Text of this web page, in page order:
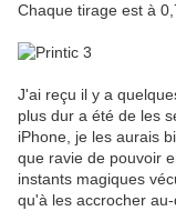
Chaque tirage est à
J'ai reçu il y a
plus dur a été de les
iPhone, je les aurais
que ravie de pouvoir
instants magiques
qu'à les accrocher